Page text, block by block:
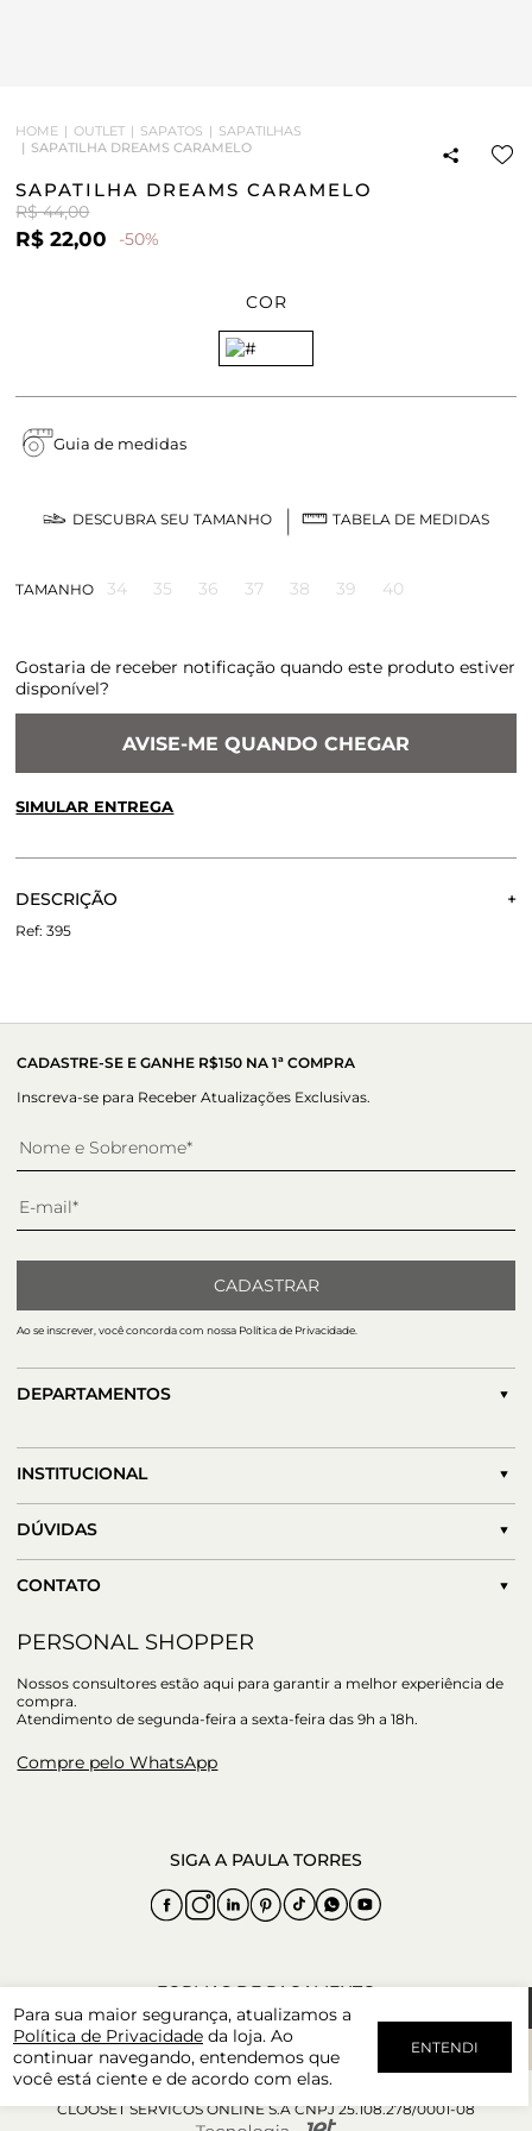
Para sua maior segurança, atualizamos a
Política de Privacidade da loja. Ao
continuar navegando, entendemos que
você está ciente e de acordo com elas.
ENTENDI
HOME OUTLET SAPATOS
SAPATILHAS
SAPATILHA DREAMS CARAMELO
SAPATILHA DREAMS CARAMELO
R$ 44,00
R$ 22,00 -50%
COR
Guia de medidas
DESCUBRA SEU TAMANHO TABELA DE MEDIDAS
TAMANHO 34 35 36 37 38 39 40
Gostaria de receber notificação quando este produto estiver
disponível?
AVISE-ME QUANDO CHEGAR
SIMULAR ENTREGA
DESCRIÇÃO
SAPATILHA DREAMS CARAMELO
395
CADASTRE-SE E GANHE R$150 NA 1ª COMPRA
Inscreva-se para Receber Atualizações Exclusivas.
CADASTRAR
Ao se inscrever, você concorda com nossa Política de Privacidade.
DEPARTAMENTOS
INSTITUCIONAL
DÚVIDAS
CONTATO
PERSONAL SHOPPER
Nossos consultores estão aqui para garantir a melhor experiência de
compra.
Atendimento de segunda-feira a sexta-feira das 9h a 18h.
Compre pelo WhatsApp
CLOOSET SERVICOS ONLINE S.A CNPJ 25.108.278/0001-08